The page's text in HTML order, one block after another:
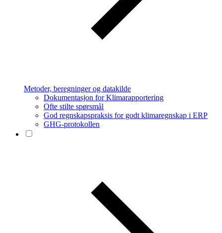
Metoder, beregninger og datakilde
Dokumentasjon for Klimarapportering
Ofte stilte spørsmål
God regnskapspraksis for godt klimaregnskap i ERP
GHG-protokollen